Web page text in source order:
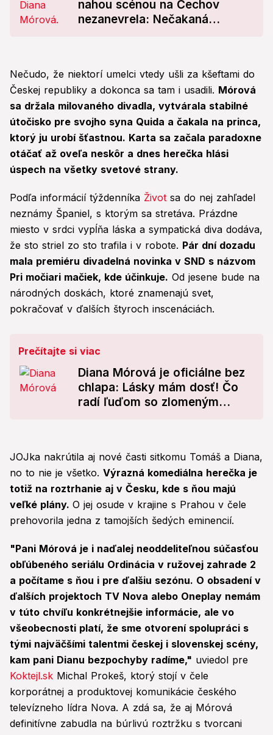
nahou scénou na Čechov
nezanevrela: Nečakaná
Nečudo, že niektorí umelci vtedy ušli za kšeftami do
Českej republiky a dokonca sa tam i usadili. Mórová
sa držala milovaného divadla, vytvárala stabilné
útočisko pre svojho syna Quida a čakala na princa,
ktorý ju urobí šťastnou. Karta sa začala paradoxne
otáčať až oveľa neskôr a dnes herečka hlási
úspech na všetky svetové strany.
Podľa informácií týždenníka Život sa do nej zahľadel
neznámy Španiel, s ktorým sa stretáva. Prázdne
miesto v srdci vypĺňa láska a sympatická diva dodáva,
že sto striel zo sto trafila i v robote. Pár dní dozadu
mala premiéru divadelná novinka v SND s názvom
Pri močiari mačiek, kde účinkuje. Od jesene bude na
národných doskách, ktoré znamenajú svet,
pokračovať v ďalších štyroch inscenáciách.
Prečítajte si viac
Diana Mórová je oficiálne bez
chlapa: Lásky mám dosť! Čo
radí ľuďom so zlomeným
JOJka nakrútila aj nové časti sitkomu Tomáš a Diana,
no to nie je všetko. Výrazná komediálna herečka je
totiž na roztrhanie aj v Česku, kde s ňou majú
veľké plány. O jej osude v krajine s Prahou v čele
prehovorila jedna z tamojších šedých eminencií.
"Pani Mórová je i naďalej neoddeliteľnou súčasťou
obľúbeného seriálu Ordinácia v ružovej zahrade 2
a počítame s ňou i pre ďalšiu sezónu. O obsadení v
ďalších projektoch TV Nova alebo Oneplay nemám
v túto chvíľu konkrétnejšie informácie, ale vo
všeobecnosti platí, že sme otvorení spolupráci s
tými najväčšími talentmi českej i slovenskej scény,
kam pani Dianu bezpochyby radíme," uviedol pre
Koktejl.sk Michal Prokeš, ktorý stojí v čele
korporátnej a produktovej komunikácie českého
televízneho lídra Nova. A zdá sa, že aj Mórová
definitívne zabudla na búrlivú roztržku s tvorcani